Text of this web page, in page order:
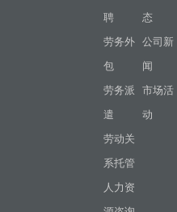
聘
劳务外
包
劳务派
遣
劳动关
系托管
人力资
态
公司新
闻
市场活
动